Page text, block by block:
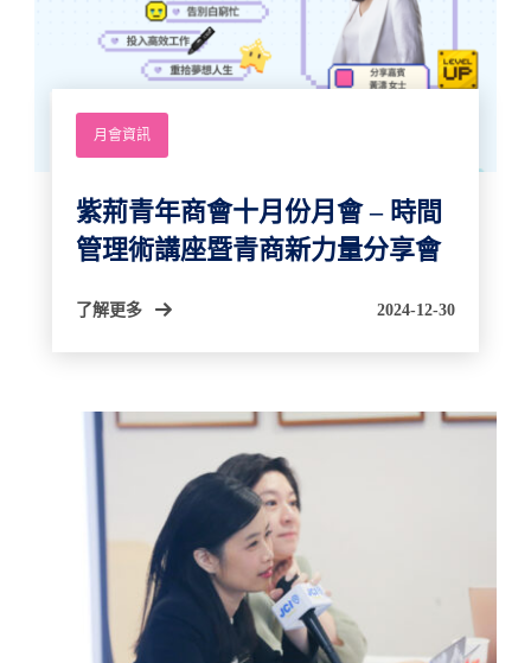
月會資訊
紫荊青年商會十月份月會 – 時間
管理術講座暨青商新力量分享會
了解更多 2024-12-30